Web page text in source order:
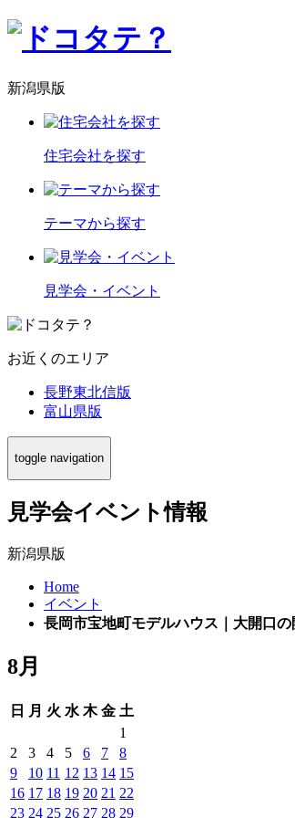
新潟県版
住宅会社を探す
テーマから探す
見学会・イベント
お近くのエリア
長野東北信版
富山県版
toggle navigation
見学会イベント情報
新潟県版
Home
イベント
長岡市宝地町モデルハウス｜大開口
8月
日 月 火 水 木 金 土
1
2
3 4 5 6 7
8
9
10 11 12 13 14 15
16 17 18 19 20 21 22
23 24 25 26 27 28 29